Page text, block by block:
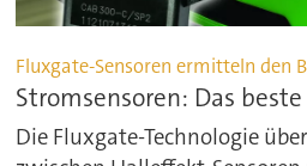
Fluxgate-Sensoren ermitteln den
Stromsensoren: Das
Die Fluxgate-Technologie